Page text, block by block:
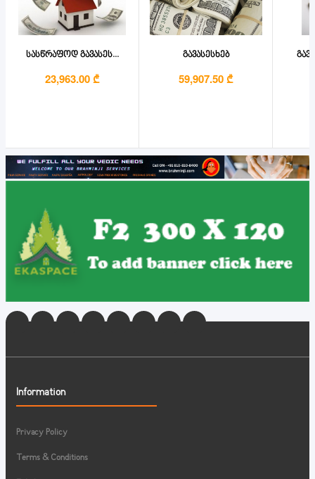
სასწრაფოდ გავასეს...
23,963.00 ₾
გავასესხებ
59,907.50 ₾
Information
Privacy Policy
Terms & Conditions